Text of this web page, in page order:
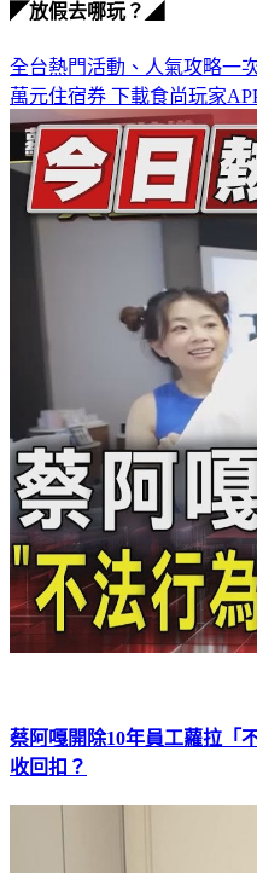
◤放假去哪玩？◢
全台熱門活動、人氣攻略一
萬元住宿券 下載食尚玩家
蔡阿嘎開除10年員工蘿拉「
收回扣？